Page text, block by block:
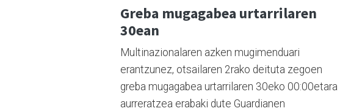
Greba mugagabea urtarrilaren
30ean
Multinazionalaren azken mugimenduari
erantzunez, otsailaren 2rako deituta zegoen
greba mugagabea urtarrilaren 30eko 00:00etara
aurreratzea erabaki dute Guardianen